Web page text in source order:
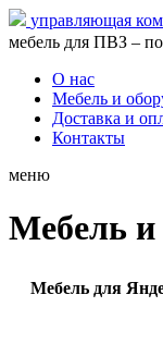
управляющая
мебель для ПВЗ –
О нас
Мебель и
Доставка и
Контакты
меню
Мебель и
Мебель для